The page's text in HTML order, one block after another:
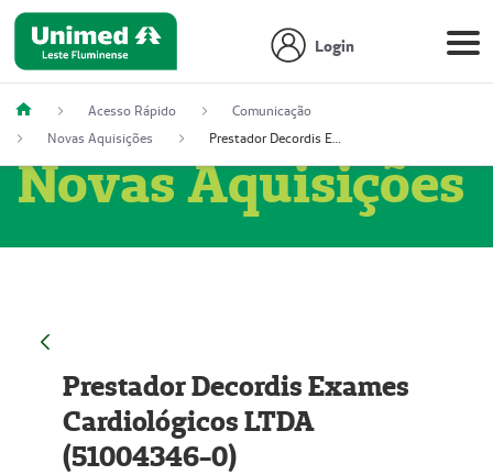
Login
Acesso Rápido
Comunicação
Novas Aquisições
Prestador Decordis Exames Cardiológicos LTDA (51004346-0)
Novas Aquisições
Prestador Decordis Exames
Cardiológicos LTDA
(51004346-0)